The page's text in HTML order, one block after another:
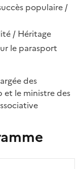
populaire /
/ Héritage
le parasport
des
et le ministre des